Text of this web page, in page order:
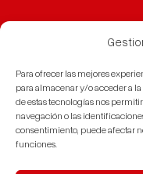
Para ofrecer las mejores
para almacenar y/o acceder a
de estas tecnologías nos
navegación o las
consentimiento, puede afectar
funciones.
© 2023 URBAN
VEHICLES